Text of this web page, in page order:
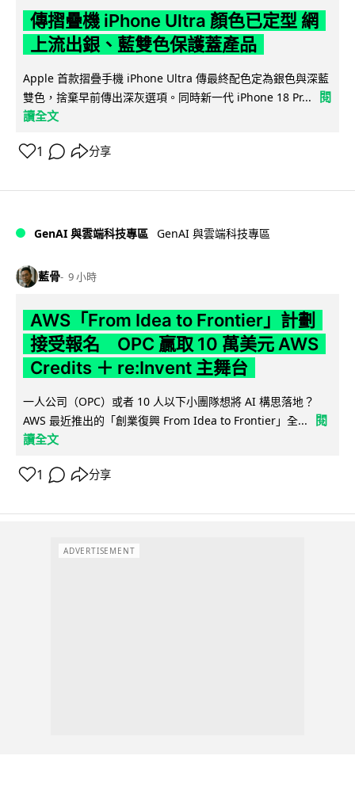
傳摺疊機 iPhone Ultra 顏色已定型 網
上流出銀、藍雙色保護蓋產品
Apple 首款摺疊手機 iPhone Ultra 傳最終配色定為銀色與深藍
雙色，捨棄早前傳出深灰選項。同時新一代 iPhone 18 Pr...
閱
讀全文
1 分享
GenAI 與雲端科技專區 GenAI 與雲端科技專區
藍骨 9 小時
AWS「From Idea to Frontier」計劃
接受報名 OPC 贏取 10 萬美元 AWS
Credits ＋ re:Invent 主舞台
一人公司（OPC）或者 10 人以下小團隊想將 AI 構思落地？
AWS 最近推出的「創業復興 From Idea to Frontier」全...
閱
讀全文
1 分享
ADVERTISEMENT